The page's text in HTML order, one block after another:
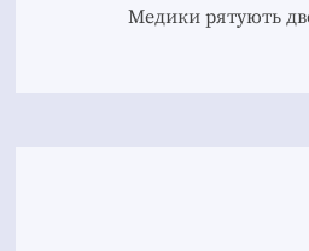
Медики рятують